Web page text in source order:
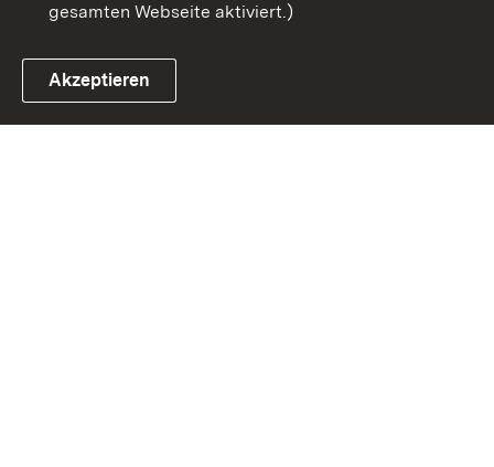
Link zum Landesportal
gesamten Webseite aktiviert.)
Akzeptieren